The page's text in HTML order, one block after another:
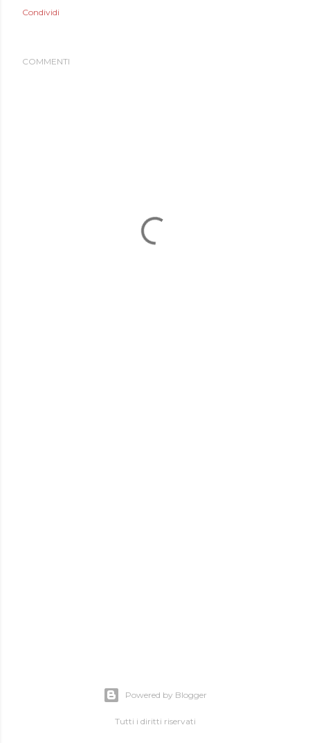
Condividi
COMMENTI
Powered by Blogger
Tutti i diritti riservati